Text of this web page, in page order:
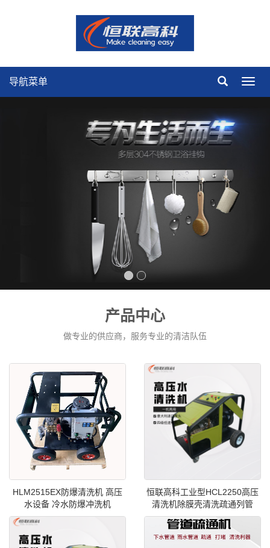
导
导航菜单
产品中心
做专业的供应商，服务专业的清洁队伍
HLM2515EX防爆清洗机 高压
水设备 冷水防爆冲洗机
恒联高科工业型HCL2250高压
清洗机除膜壳清洗疏通列管